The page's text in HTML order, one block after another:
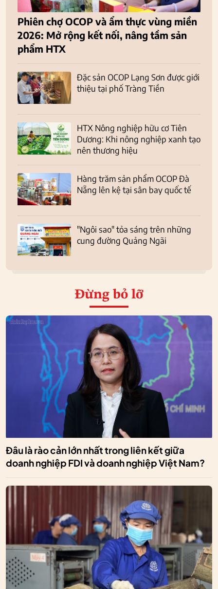
Phiên chợ OCOP và ẩm thực vùng miền
2026: Mở rộng kết nối, nâng tầm sản
phẩm HTX
Đặc sản OCOP Lạng Sơn được giới
thiệu tại phố Tràng Tiền
HTX Nông nghiệp hữu cơ Tiên
Dương: Khi nông nghiệp xanh tạo
nên thương hiệu
Hàng trăm sản phẩm OCOP Đà
Nẵng lên kệ tại sân bay quốc tế
"Ngôi sao" tỏa sáng trên những
cung đường Quảng Ngãi
Đừng bỏ lỡ
Đâu là rào cản lớn nhất trong liên kết giữa
doanh nghiệp FDI và doanh nghiệp Việt Nam?